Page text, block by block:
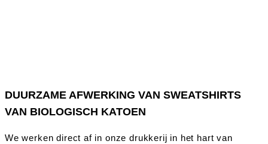
DUURZAME AFWERKING VAN SWEATSHIRTS
VAN BIOLOGISCH KATOEN
We werken direct af in onze drukkerij in het hart van